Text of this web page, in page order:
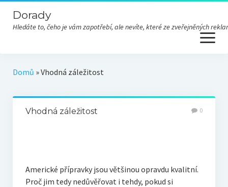
Dorady
Hledáte to, čeho je vám zapotřebí, ale nevíte, které ze zveřejněných
open
menu
Domů »Vhodná záležitost
Vhodná záležitost 0
Americké přípravky jsou většinou opravdu kvalitní.
Proč jim tedy nedůvěřovat i tehdy, pokud si